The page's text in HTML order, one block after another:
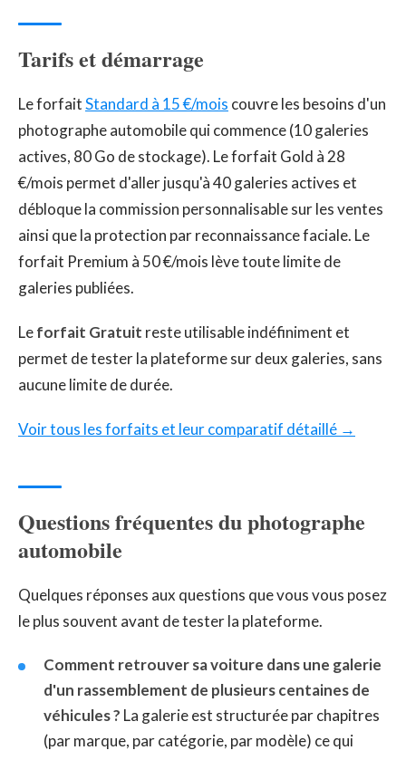
Tarifs et démarrage
Le forfaitStandard à 15 €/mois couvre les besoins d'un
photographe automobile qui commence (10 galeries
actives, 80 Go de stockage). Le forfait Gold à 28
€/mois permet d'aller jusqu'à 40 galeries actives et
débloque la commission personnalisable sur les ventes
ainsi que la protection par reconnaissance faciale. Le
forfait Premium à 50 €/mois lève toute limite de
galeries publiées.
Leforfait Gratuit reste utilisable indéfiniment et
permet de tester la plateforme sur deux galeries, sans
aucune limite de durée.
Voir tous les forfaits et leur comparatif détaillé →
Questions fréquentes du photographe
automobile
Quelques réponses aux questions que vous vous posez
le plus souvent avant de tester la plateforme.
Comment retrouver sa voiture dans une galerie
d'un rassemblement de plusieurs centaines de
véhicules ? La galerie est structurée par chapitres
(par marque, par catégorie, par modèle) ce qui